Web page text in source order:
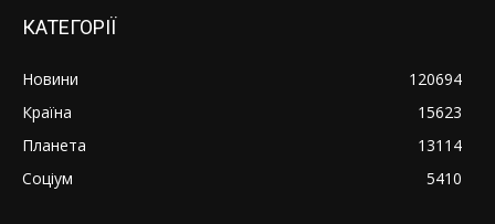
КАТЕГОРІЇ
Новини
120694
Країна
15623
Планета
13114
Соціум
5410